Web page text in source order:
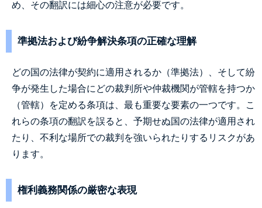
め、その翻訳には細心の注意が必要です。
準拠法および紛争解決条項の正確な理解
どの国の法律が契約に適用されるか（準拠法）、そして紛
争が発生した場合にどの裁判所や仲裁機関が管轄を持つか
（管轄）を定める条項は、最も重要な要素の一つです。こ
れらの条項の翻訳を誤ると、予期せぬ国の法律が適用され
たり、不利な場所での裁判を強いられたりするリスクがあ
ります。
権利義務関係の厳密な表現